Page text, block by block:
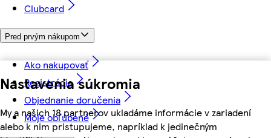
Nastavenia súkromia
My a našich 18 partnerov ukladáme informácie v zariadení
alebo k nim pristupujeme, napríklad k jedinečným
Clubcard
Pred prvým nákupom
Ako nakupovať
Registrácia
Objednanie doručenia
Moje obľúbené